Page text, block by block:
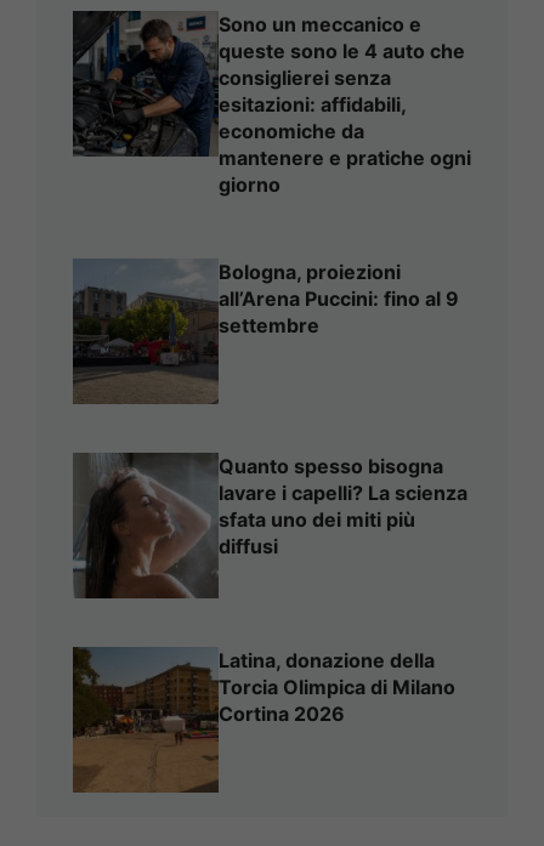
Sono un meccanico e
queste sono le 4 auto che
consiglierei senza
esitazioni: affidabili,
economiche da
mantenere e pratiche ogni
giorno
Bologna, proiezioni
all’Arena Puccini: fino al 9
settembre
Quanto spesso bisogna
lavare i capelli? La scienza
sfata uno dei miti più
diffusi
Latina, donazione della
Torcia Olimpica di Milano
Cortina 2026